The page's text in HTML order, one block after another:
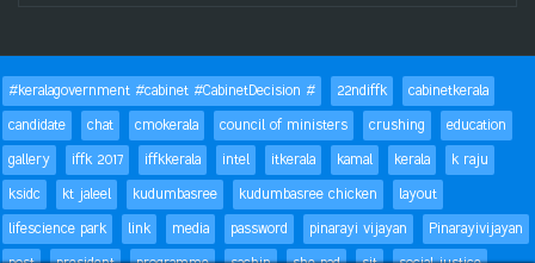
#keralagovernment #cabinet #CabinetDecision # 22ndiffk
cabinetkerala
candidate
chat cmokerala council of ministers crushing
education
gallery
iffk 2017 iffkkerala intel itkerala kamal kerala
k raju
ksidc
kt jaleel kudumbasree kudumbasree chicken
layout
lifescience park
link media password pinarayi vijayan
Pinarayivijayan